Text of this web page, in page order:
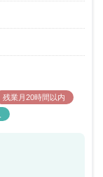
残業月20時間以内